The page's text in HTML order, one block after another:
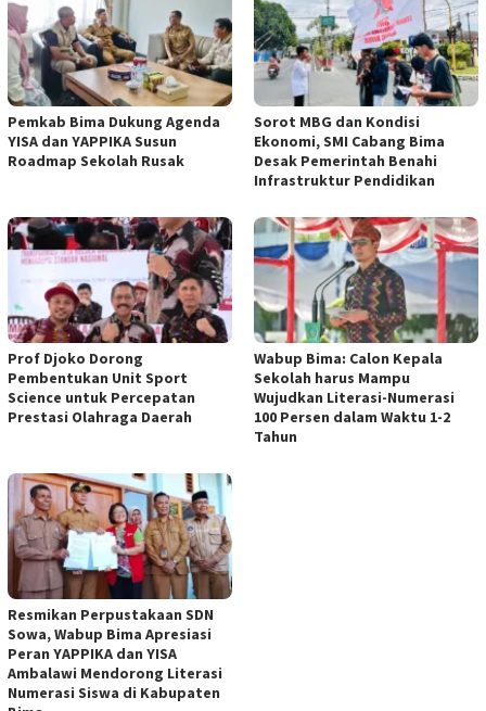
Pemkab Bima Dukung Agenda
YISA dan YAPPIKA Susun
Roadmap Sekolah Rusak
Sorot MBG dan Kondisi
Ekonomi, SMI Cabang Bima
Desak Pemerintah Benahi
Infrastruktur Pendidikan
Prof Djoko Dorong
Pembentukan Unit Sport
Science untuk Percepatan
Prestasi Olahraga Daerah
Wabup Bima: Calon Kepala
Sekolah harus Mampu
Wujudkan Literasi-Numerasi
100 Persen dalam Waktu 1-2
Tahun
Resmikan Perpustakaan SDN
Sowa, Wabup Bima Apresiasi
Peran YAPPIKA dan YISA
Ambalawi Mendorong Literasi
Numerasi Siswa di Kabupaten